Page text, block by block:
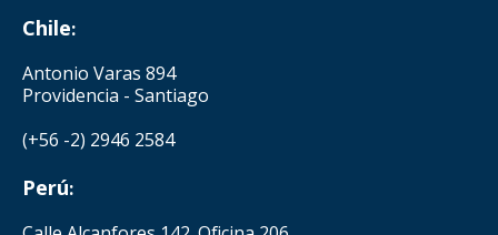
Chile:
Antonio Varas 894
Providencia - Santiago
(+56 -2) 2946 2584
Perú: